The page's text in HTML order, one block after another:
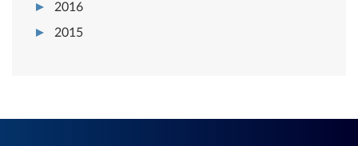
2016
2015